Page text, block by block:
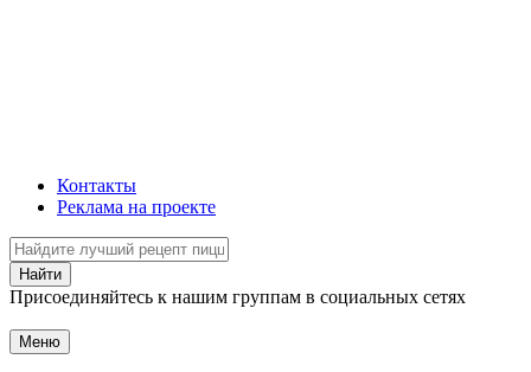
Контакты
Реклама на проекте
Присоединяйтесь к нашим группам в социальных сетях
Меню